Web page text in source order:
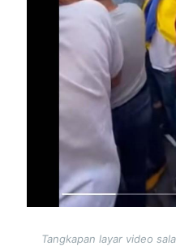
Tangkapan layar video